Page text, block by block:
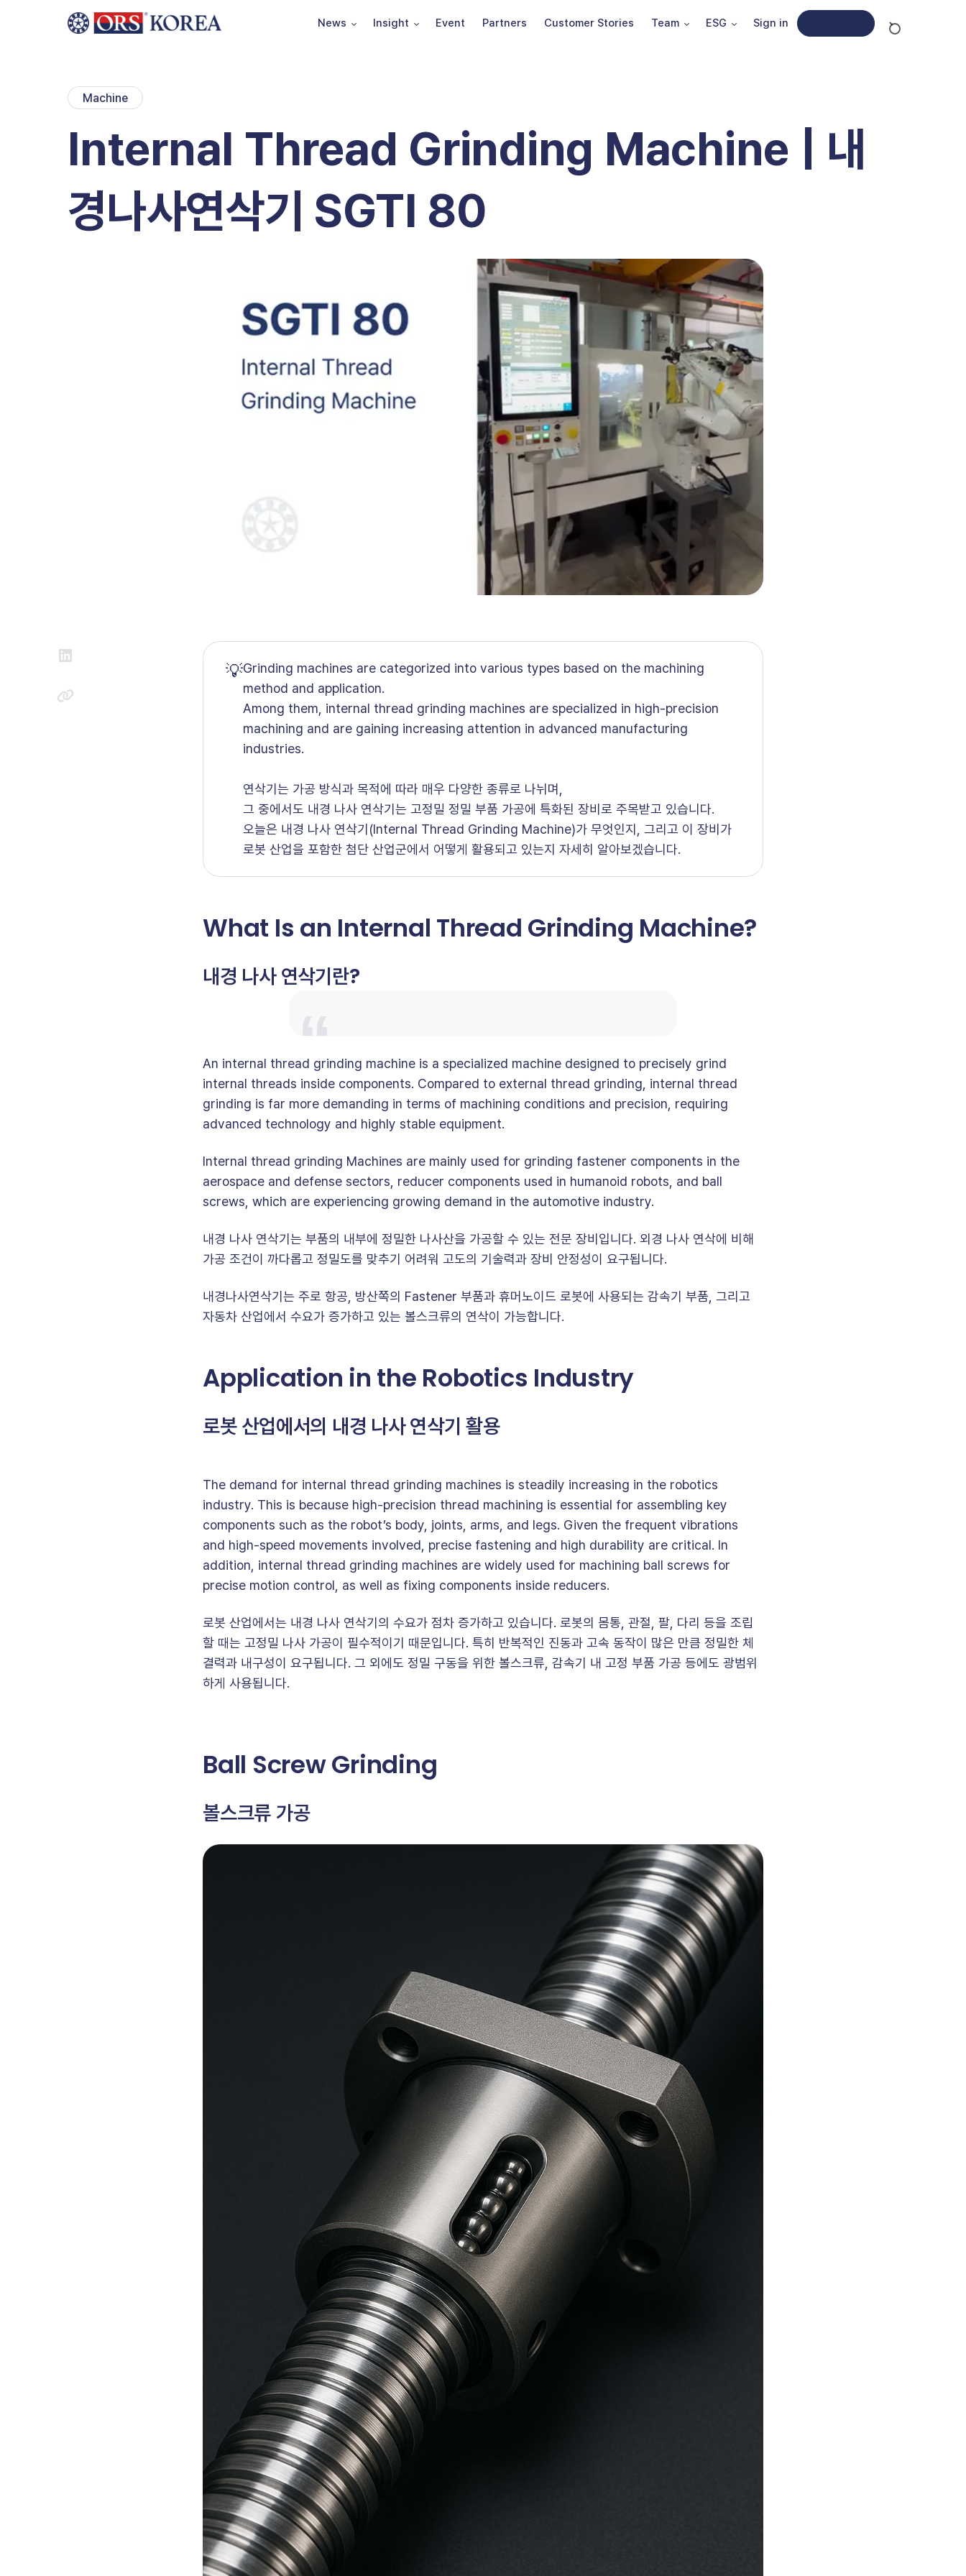
Skip to content
News Insight Event Partners Customer Stories Team ESG Sign in
Machine
Internal Thread Grinding Machine | 내
경나사연삭기 SGTI 80
💡Grinding machines are categorized into various types based on the machining
method and application.
Among them, internal thread grinding machines are specialized in high-precision
machining and are gaining increasing attention in advanced manufacturing
industries.
연삭기는 가공 방식과 목적에 따라 매우 다양한 종류로 나뉘며,
그 중에서도 내경 나사 연삭기는 고정밀 정밀 부품 가공에 특화된 장비로 주목받고 있습니다.
오늘은 내경 나사 연삭기(Internal Thread Grinding Machine)가 무엇인지, 그리고 이 장비가
로봇 산업을 포함한 첨단 산업군에서 어떻게 활용되고 있는지 자세히 알아보겠습니다.
What Is an Internal Thread Grinding Machine?
내경 나사 연삭기란?
An internal thread grinding machine is a specialized machine designed to precisely grind
internal threads inside components. Compared to external thread grinding, internal thread
grinding is far more demanding in terms of machining conditions and precision, requiring
advanced technology and highly stable equipment.
Internal thread grinding Machines are mainly used for grinding fastener components in the
aerospace and defense sectors, reducer components used in humanoid robots, and ball
screws, which are experiencing growing demand in the automotive industry.
내경 나사 연삭기는 부품의 내부에 정밀한 나사산을 가공할 수 있는 전문 장비입니다. 외경 나사 연삭에 비해
가공 조건이 까다롭고 정밀도를 맞추기 어려워 고도의 기술력과 장비 안정성이 요구됩니다.
내경나사연삭기는 주로 항공, 방산쪽의 Fastener 부품과 휴머노이드 로봇에 사용되는 감속기 부품, 그리고
자동차 산업에서 수요가 증가하고 있는 볼스크류의 연삭이 가능합니다.
Application in the Robotics Industry
로봇 산업에서의 내경 나사 연삭기 활용
The demand for internal thread grinding machines is steadily increasing in the robotics
industry. This is because high-precision thread machining is essential for assembling key
components such as the robot’s body, joints, arms, and legs. Given the frequent vibrations
and high-speed movements involved, precise fastening and high durability are critical. In
addition, internal thread grinding machines are widely used for machining ball screws for
precise motion control, as well as fixing components inside reducers.
로봇 산업에서는 내경 나사 연삭기의 수요가 점차 증가하고 있습니다. 로봇의 몸통, 관절, 팔, 다리 등을 조립
할 때는 고정밀 나사 가공이 필수적이기 때문입니다. 특히 반복적인 진동과 고속 동작이 많은 만큼 정밀한 체
결력과 내구성이 요구됩니다. 그 외에도 정밀 구동을 위한 볼스크류, 감속기 내 고정 부품 가공 등에도 광범위
하게 사용됩니다.
Ball Screw Grinding
볼스크류 가공